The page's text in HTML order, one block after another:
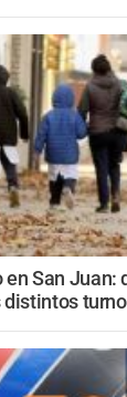
en San Juan:
distintos